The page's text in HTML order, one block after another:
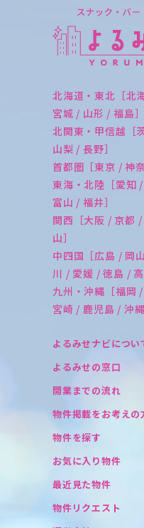
北海道・東北［北
宮城 / 山形 / 福島］
北関東・甲信越［
山梨 / 長野］
首都圏［東京 / 神
東海・北陸［愛知
富山 / 福井］
関西［大阪 / 京都
山］
中四国［広島 / 岡
川 / 愛媛 / 徳島 / 高
九州・沖縄［福岡
宮崎 / 鹿児島 / 沖縄
よるみせナビについ
よるみせの窓口
開業までの流れ
物件掲載をお考えの
物件を探す
お気に入り物件
最近見た物件
物件リクエスト